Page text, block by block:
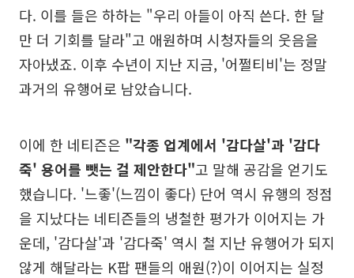
다. 이를 들은 하하는 "우리 아들이 아직 쓴다. 한 달
만 더 기회를 달라"고 애원하며 시청자들의 웃음을
자아냈죠. 이후 수년이 지난 지금, '어쩔티비'는 정말
과거의 유행어로 남았습니다.
이에 한 네티즌은 "각종 업계에서 '감다살'과 '감다
죽' 용어를 뺏는 걸 제안한다"고 말해 공감을 얻기도
했습니다. '느좋'(느낌이 좋다) 단어 역시 유행의 정점
을 지났다는 네티즌들의 냉철한 평가가 이어지는 가
운데, '감다살'과 '감다죽' 역시 철 지난 유행어가 되지
않게 해달라는 K팝 팬들의 애원(?)이 이어지는 실정